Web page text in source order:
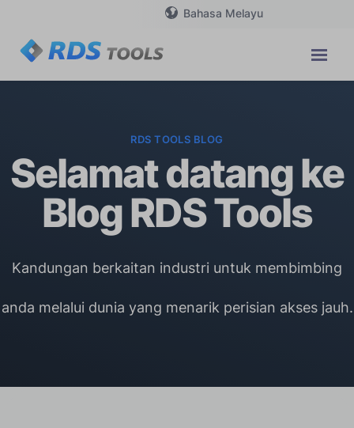
Bahasa Melayu
RDS TOOLS BLOG
Selamat datang ke
Blog RDS Tools
Kandungan berkaitan industri untuk membimbing
anda melalui dunia yang menarik perisian akses jauh.